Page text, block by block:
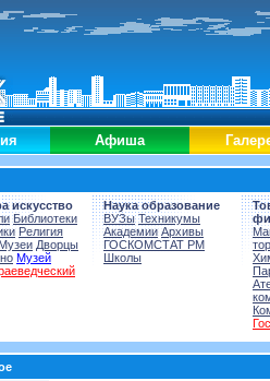
Афиша
искусство
Библиотеки
Религия
Музеи Дворцы
Музей
Наука образование
ВУЗы Техникумы
Академии Архивы
ГОСКОМСТАТ РМ
Школы